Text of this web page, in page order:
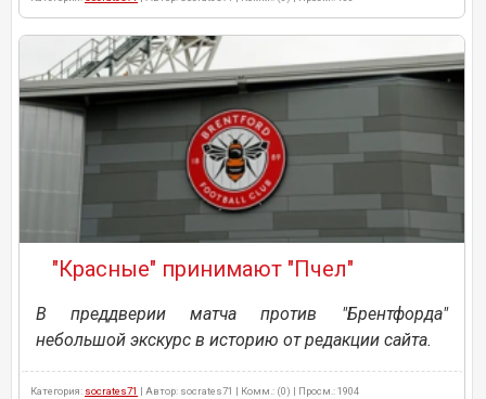
"Красные" принимают "Пчел"
В преддверии матча против "Брентфорда"
небольшой экскурс в историю от редакции сайта.
Категория: socrates71 | Автор: socrates71 | Комм.: (0) | Просм.: 1904